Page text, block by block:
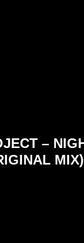
–
MIX)